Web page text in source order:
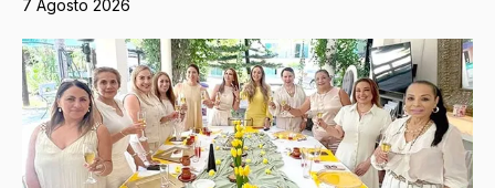
7 Agosto 2026